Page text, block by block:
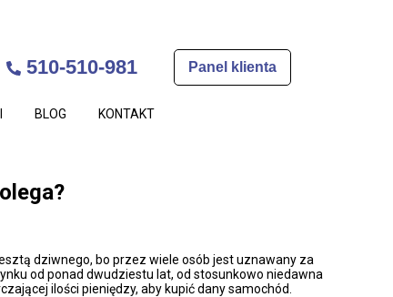
510-510-981 Panel klienta
BLOG KONTAKT
dziwnego, bo przez wiele osób jest uznawany za
od ponad dwudziestu lat, od stosunkowo niedawna
ilości pieniędzy, aby kupić dany samochód.